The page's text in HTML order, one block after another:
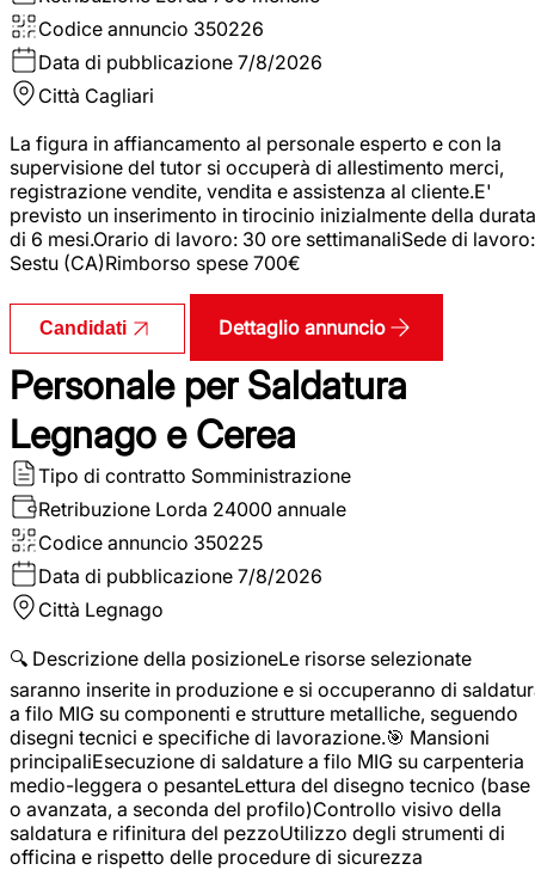
Codice annuncio 350226
Data di pubblicazione 7/8/2026
Città Cagliari
La figura in affiancamento al personale esperto e con la
supervisione del tutor si occuperà di allestimento merci,
registrazione vendite, vendita e assistenza al cliente.E'
previsto un inserimento in tirocinio inizialmente della durata
di 6 mesi.Orario di lavoro: 30 ore settimanaliSede di lavoro:
Sestu (CA)Rimborso spese 700€
Candidati Dettaglio annuncio
Personale per Saldatura
Legnago e Cerea
Tipo di contratto Somministrazione
Retribuzione Lorda 24000 annuale
Codice annuncio 350225
Data di pubblicazione 7/8/2026
Città Legnago
🔍 Descrizione della posizioneLe risorse selezionate
saranno inserite in produzione e si occuperanno di
a filo MIG su componenti e strutture metalliche, seguendo
disegni tecnici e specifiche di lavorazione.🎯 Mansioni
principaliEsecuzione di saldature a filo MIG su carpenteria
medio-leggera o pesanteLettura del disegno tecnico (base
o avanzata, a seconda del profilo)Controllo visivo della
saldatura e rifinitura del pezzoUtilizzo degli strumenti di
officina e rispetto delle procedure di sicurezza